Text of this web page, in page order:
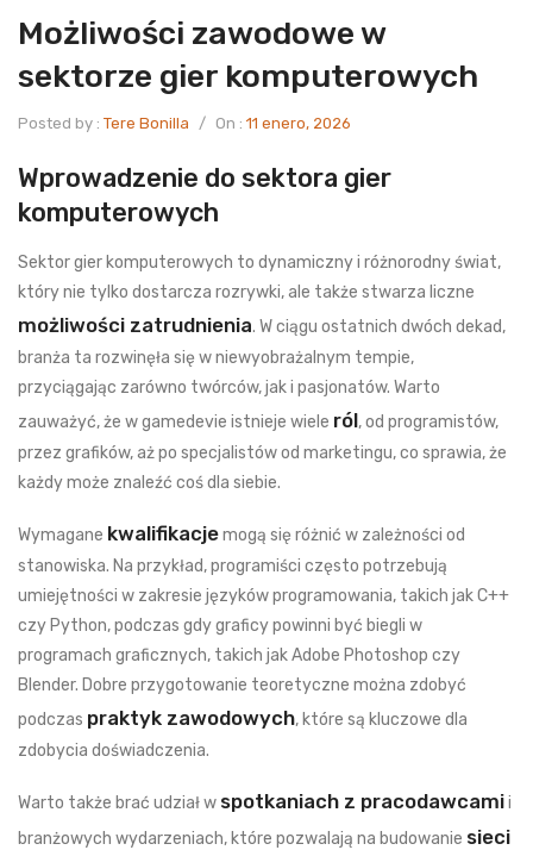
Możliwości zawodowe w
sektorze gier komputerowych
Posted by : Tere Bonilla / On : 11 enero, 2026
Wprowadzenie do sektora gier
komputerowych
Sektor gier komputerowych to dynamiczny i różnorodny świat,
który nie tylko dostarcza rozrywki, ale także stwarza liczne
możliwości zatrudnienia. W ciągu ostatnich dwóch dekad,
branża ta rozwinęła się w niewyobrażalnym tempie,
przyciągając zarówno twórców, jak i pasjonatów. Warto
zauważyć, że w gamedevie istnieje wiele ról, od programistów,
przez grafików, aż po specjalistów od marketingu, co sprawia, że
każdy może znaleźć coś dla siebie.
Wymagane kwalifikacjemogą się różnić w zależności od
stanowiska. Na przykład, programiści często potrzebują
umiejętności w zakresie języków programowania, takich jak C++
czy Python, podczas gdy graficy powinni być biegli w
programach graficznych, takich jak Adobe Photoshop czy
Blender. Dobre przygotowanie teoretyczne można zdobyć
podczas praktyk zawodowych, które są kluczowe dla
zdobycia doświadczenia.
Warto także brać udział w spotkaniach z pracodawcamii
branżowych wydarzeniach, które pozwalają na budowanie sieci